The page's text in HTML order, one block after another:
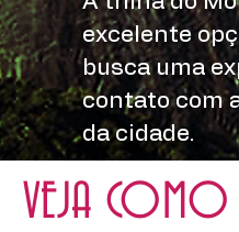
excelente
busca uma
contato com
da cidade.
VEJA